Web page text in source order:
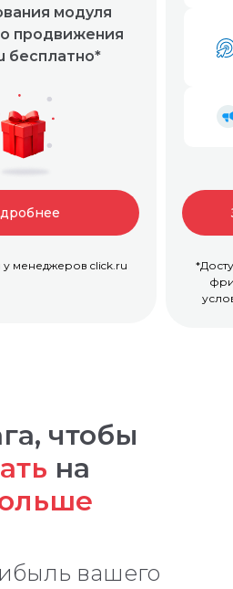
модуля
продвижения
бесплатно*
менеджеров click.ru
чтобы
на
вашего